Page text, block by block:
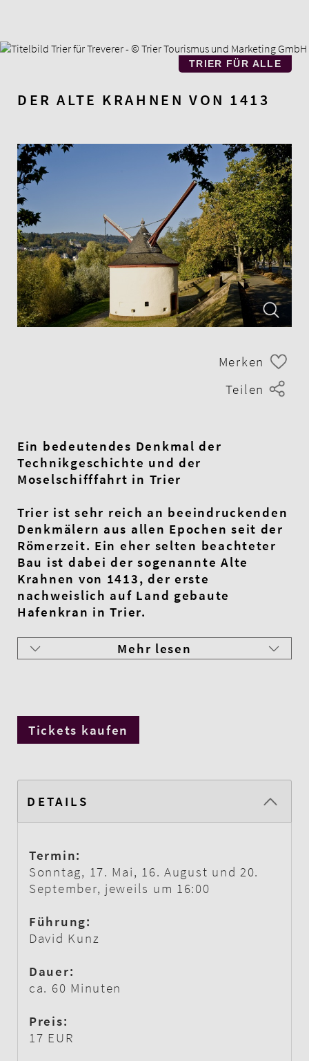
TRIER FÜR ALLE
DER ALTE KRAHNEN VON 1413
Merken
Teilen
Ein bedeutendes Denkmal der
Technikgeschichte und der
Moselschifffahrt in Trier
Trier ist sehr reich an beeindruckenden
Denkmälern aus allen Epochen seit der
Römerzeit. Ein eher selten beachteter
Bau ist dabei der sogenannte Alte
Krahnen von 1413, der erste
nachweislich auf Land gebaute
Hafenkran in Trier.
Mehr lesen
Tickets kaufen
DETAILS
Termin:
Sonntag, 17. Mai, 16. August und 20.
September, jeweils um 16:00
Führung:
David Kunz
Dauer:
ca. 60 Minuten
Preis:
17 EUR